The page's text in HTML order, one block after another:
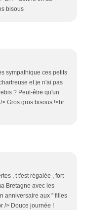
bisous
sympathique ces petits
et je n'ai pas
? Peut-être qu'un
Gros gros bisous !<br
, t t'est régalée , fort
Bretagne avec les
anniversaire aux " filles
/> Douce journée !